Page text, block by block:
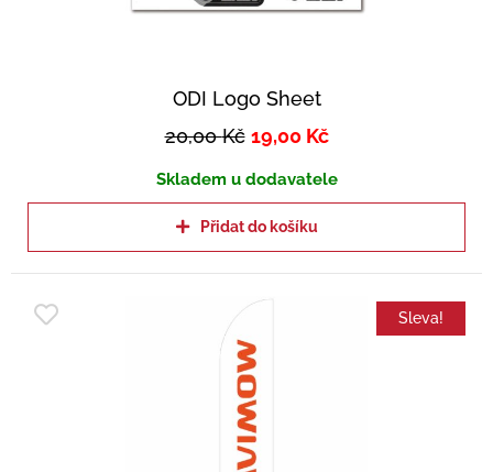
ODI Logo Sheet
20,00Kč 19,00 Kč
Skladem u dodavatele
Přidat do košíku
Sleva!